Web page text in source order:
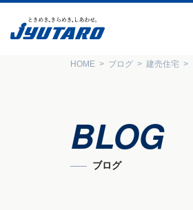
HOME ブログ 建売住宅
BLOG
ブログ